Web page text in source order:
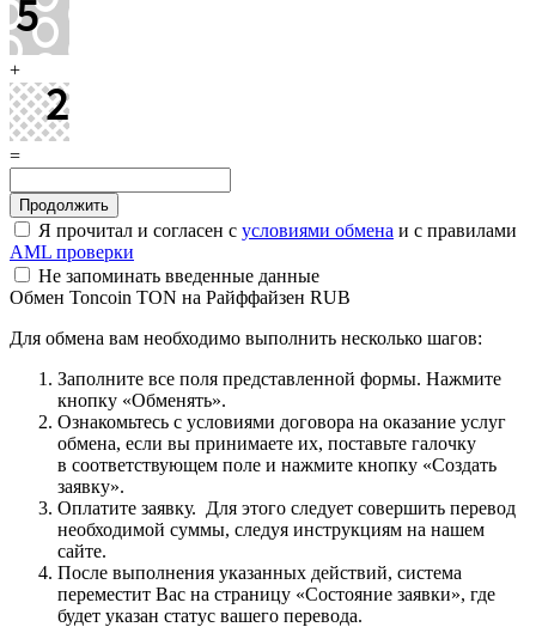
+
=
Я прочитал и согласен с условиями обмена и с правилами
AML проверки
Не запоминать введенные данные
Обмен Toncoin TON на Райффайзен RUB
Для обмена вам необходимо выполнить несколько шагов:
Заполните все поля представленной формы. Нажмите
кнопку «Обменять».
Ознакомьтесь с условиями договора на оказание услуг
обмена, если вы принимаете их, поставьте галочку
в соответствующем поле и нажмите кнопку «Создать
заявку».
Оплатите заявку. Для этого следует совершить перевод
необходимой суммы, следуя инструкциям на нашем
сайте.
После выполнения указанных действий, система
переместит Вас на страницу «Состояние заявки», где
будет указан статус вашего перевода.